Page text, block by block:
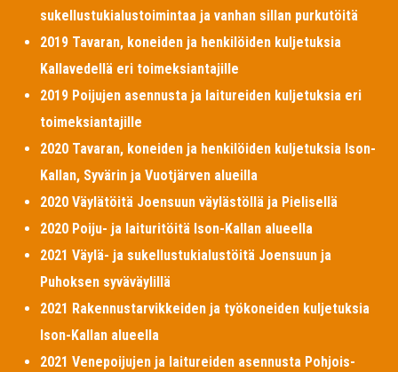
sukellustukialustoimintaa ja vanhan sillan purkutöitä
2019 Tavaran, koneiden ja henkilöiden kuljetuksia
Kallavedellä eri toimeksiantajille
2019 Poijujen asennusta ja laitureiden kuljetuksia eri
toimeksiantajille
2020 Tavaran, koneiden ja henkilöiden kuljetuksia Ison-
Kallan, Syvärin ja Vuotjärven alueilla
2020 Väylätöitä Joensuun väylästöllä ja Pielisellä
2020 Poiju- ja laituritöitä Ison-Kallan alueella
2021 Väylä- ja sukellustukialustöitä Joensuun ja
Puhoksen syväväylillä
2021 Rakennustarvikkeiden ja työkoneiden kuljetuksia
Ison-Kallan alueella
2021 Venepoijujen ja laitureiden asennusta Pohjois-